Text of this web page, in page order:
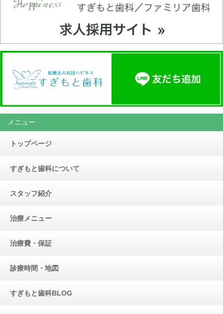
メニュー
トップページ
すぎもと歯科について
スタッフ紹介
治療メニュー
治療費・保証
診療時間・地図
すぎもと歯科BLOG